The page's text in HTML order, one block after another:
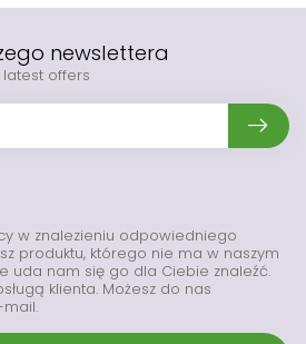
w znalezieniu odpowiedniego
produktu, którego nie ma w naszym
uda nam się go dla Ciebie znaleźć.
klienta. Możesz do nas
newslettera
offers